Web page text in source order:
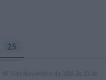
25